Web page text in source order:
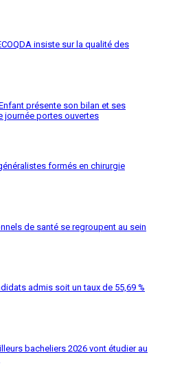
insiste sur la qualité des
présente son bilan et ses
journée portes ouvertes
formés en chirurgie
de santé se regroupent au sein
admis soit un taux de 55,69 %
bacheliers 2026 vont étudier au